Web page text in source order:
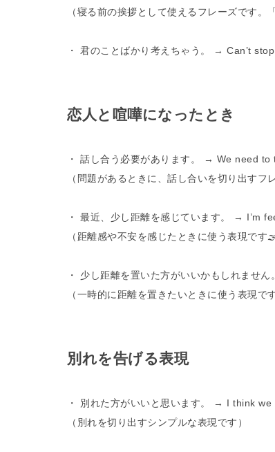
（寝る前の挨拶として使えるフレーズです。
・ 君のことばかり考えちゃう。 → Can’t
恋人と喧嘩になったとき
・ 話し合う必要があります。 → We need to
（問題があるときに、話し合いを切り出すフ
・ 最近、少し距離を感じています。 → I’m
（距離感や不安を感じたときに使う表現です
・ 少し距離を置いた方がいいかもしれませ
（一時的に距離を置きたいときに使う表現です
別れを告げる表現
・ 別れた方がいいと思います。 → I think
（別れを切り出すシンプルな表現です）